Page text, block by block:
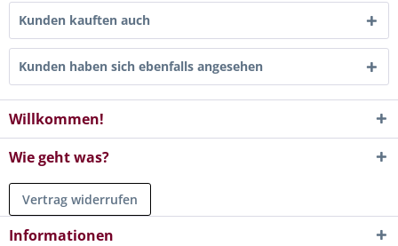
Kunden kauften auch
Kunden haben sich ebenfalls angesehen
Willkommen!
Wie geht was?
Vertrag widerrufen
Informationen